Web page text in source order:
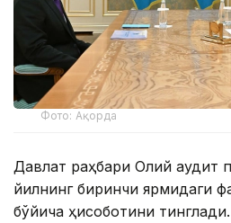
Фото: Ақорда
Давлат раҳбари Олий аудит
йилнинг биринчи ярмидаги
бўйича ҳисоботини